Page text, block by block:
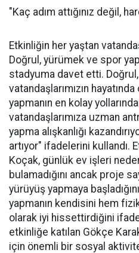
"Kaç adım attığınız değil,
Etkinliğin her yaştan
Doğrul, yürümek ve spor
stadyuma davet etti.
vatandaşlarımızın
yapmanın en kolay
vatandaşlarımıza uzman
yapma alışkanlığı
artıyor" ifadelerini kullandı.
Koçak, günlük ev işleri
bulamadığını ancak proje
yürüyüş yapmaya
yapmanın kendisini hem
olarak iyi hissettirdiğini
etkinliğe katılan Gökçe
için önemli bir sosyal